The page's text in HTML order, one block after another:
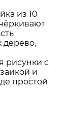
из 10
дерево,
рисунки с
и
простой